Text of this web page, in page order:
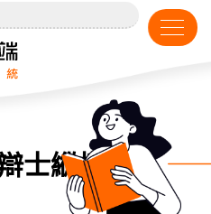
士縱橫天下